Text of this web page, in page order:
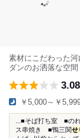
素材にこだわった
ダンのお洒落な空間
3.08
￥5,000～￥
...■そば打ち室 ■
ス串焼き ■鴨三関せ